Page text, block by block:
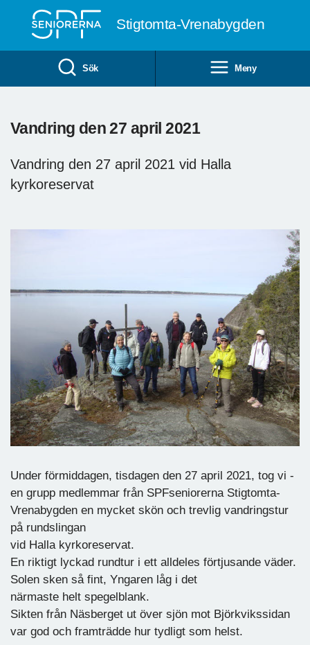
Stigtomta-Vrenabygden
Sök Meny
Vandring den 27 april 2021
Vandring den 27 april 2021 vid Halla
kyrkoreservat
Under förmiddagen, tisdagen den 27 april 2021, tog vi -
en grupp medlemmar från SPFseniorerna Stigtomta-
Vrenabygden en mycket skön och trevlig vandringstur
på rundslingan
vid Halla kyrkoreservat.
En riktigt lyckad rundtur i ett alldeles förtjusande väder.
Solen sken så fint, Yngaren låg i det
närmaste helt spegelblank.
Sikten från Näsberget ut över sjön mot Björkvikssidan
var god och framträdde hur tydligt som helst.